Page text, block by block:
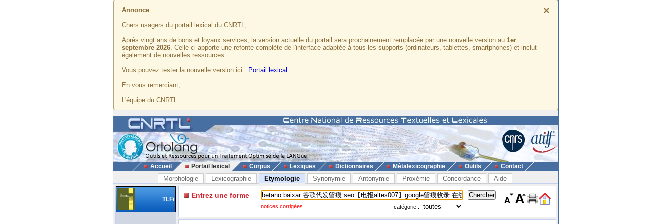
×
Annonce
Chers usagers du portail lexical du CNRTL,
Après vingt ans de bons et loyaux services, la version actuelle du portail sera prochainement remplacée par une nouvelle version au 1er
septembre 2026. Celle-ci apporte une refonte complète de l'interface adaptée à tous les supports (ordinateurs, tablettes, smartphones) et inclut
également de nouvelles ressources.
Vous pouvez tester la nouvelle version ici : Portail lexical
En vous remerciant,
L'équipe du CNRTL
Accueil Portail lexical Corpus Lexiques Dictionnaires Métalexicographie Outils Contact
Morphologie Lexicographie Etymologie Synonymie Antonymie Proxémie Concordance Aide
TLFi Entrez une forme
notices corrigées catégorie :